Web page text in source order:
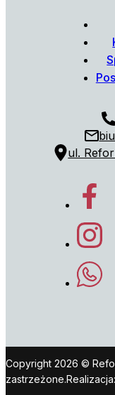
ul.
Copyright 2026 ©
zastrzeżone.Realizacja: